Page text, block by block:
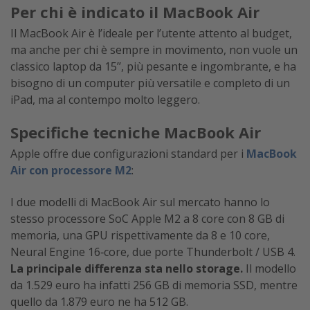
Per chi è indicato il MacBook Air
Il MacBook Air è l’ideale per l’utente attento al budget,
ma anche per chi è sempre in movimento, non vuole un
classico laptop da 15’’, più pesante e ingombrante, e ha
bisogno di un computer più versatile e completo di un
iPad, ma al contempo molto leggero.
Specifiche tecniche MacBook Air
Apple offre due configurazioni standard per i MacBook
Air con processore M2:
I due modelli di MacBook Air sul mercato hanno lo
stesso processore SoC Apple M2 a 8 core con 8 GB di
memoria, una GPU rispettivamente da 8 e 10 core,
Neural Engine 16‑core, due porte Thunderbolt / USB 4.
La principale differenza sta nello storage. Il modello
da 1.529 euro ha infatti 256 GB di memoria SSD, mentre
quello da 1.879 euro ne ha 512 GB.